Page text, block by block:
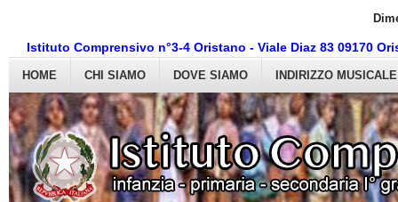
HOME CHI SIAMO DOVE SIAMO INDIRIZZO MUSICALE
Istituto Comprensivo n°3-4 Oristano - Viale Diaz 83 09170